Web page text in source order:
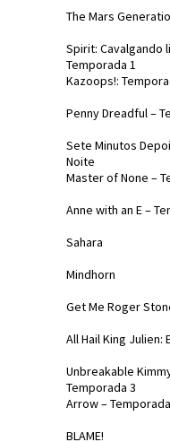
The Mars
Spirit: Cavalgando
Temporada 1
Kazoops!:
Penny Dreadful –
Sete Minutos
Noite
Master of None –
Anne with an E –
Sahara
Mindhorn
Get Me Roger
All Hail King Julien:
Unbreakable
Temporada 3
Arrow –
BLAME!